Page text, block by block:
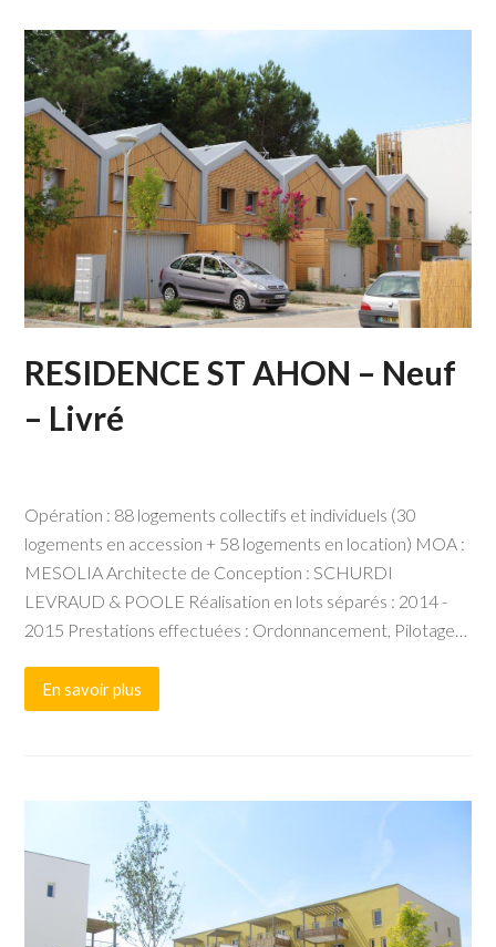
RESIDENCE ST AHON – Neuf
– Livré
Opération : 88 logements collectifs et individuels (30
logements en accession + 58 logements en location) MOA :
MESOLIA Architecte de Conception : SCHURDI
LEVRAUD & POOLE Réalisation en lots séparés : 2014 -
2015 Prestations effectuées : Ordonnancement, Pilotage…
En savoir plus